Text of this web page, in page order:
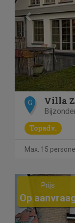
G Villa
Topadv.
Max. 15
Previous
Prijs
Op